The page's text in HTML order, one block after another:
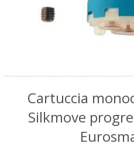
Cartuccia
Silkmove